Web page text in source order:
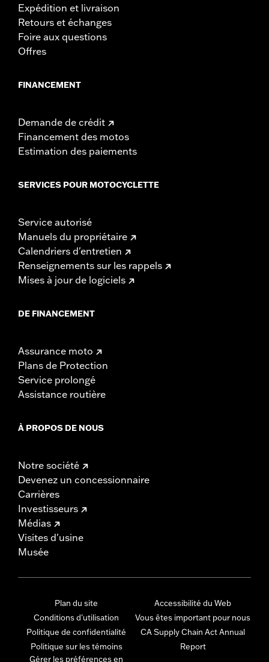
Expédition et livraison
Retours et échanges
Foire aux questions
Offres
FINANCEMENT
Demande de crédit
Financement des motos
Estimation des paiements
SERVICES POUR MOTOCYCLETTE
Service autorisé
Manuels du propriétaire
Calendriers d'entretien
Renseignements sur les rappels
Mises à jour de logiciels
DE FINANCEMENT
Assurance moto
Plans de Protection
Service prolongé
Assistance routière
À PROPOS DE NOUS
Notre société
Devenez un concessionnaire
Carrières
Investisseurs
Médias
Visites d'usine
Musée
Plan du site
Conditions d'utilisation
Politique de confidentialité
Politique sur les témoins
Gérer les préférences en
Accessibilité du Web
Vous êtes important pour nous
CA Supply Chain Act Annual
Report